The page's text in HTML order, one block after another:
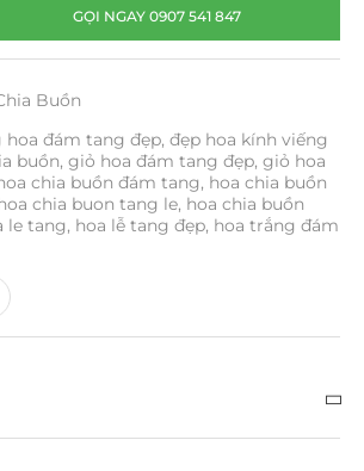
GỌI NGAY 0907 541 847
Buồn
hoa đám tang đẹp, đẹp hoa kính viếng
buồn, giỏ hoa đám tang đẹp, giỏ hoa
chia buồn đám tang, hoa chia buồn
chia buon tang le, hoa chia buồn
le tang, hoa lễ tang đẹp, hoa trắng đám